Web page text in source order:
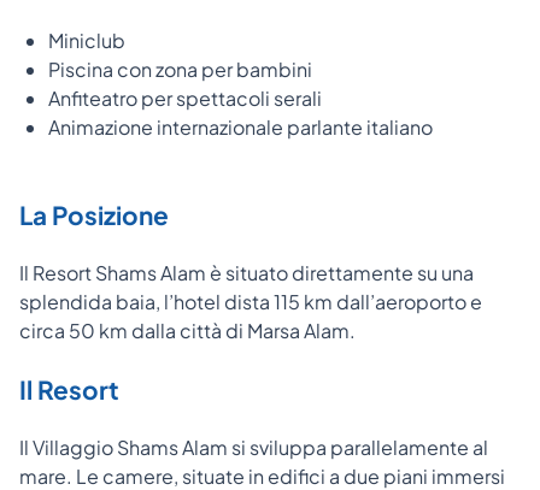
Miniclub
Piscina con zona per bambini
Anfiteatro per spettacoli serali
Animazione internazionale parlante italiano
La Posizione
Il Resort Shams Alam è situato direttamente su una
splendida baia, l’hotel dista 115 km dall’aeroporto e
circa 50 km dalla città di Marsa Alam.
Il Resort
Il Villaggio Shams Alam si sviluppa parallelamente al
mare. Le camere, situate in edifici a due piani immersi